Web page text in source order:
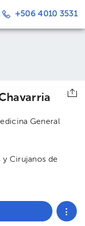
+506 4010 3531
General
y Cirujanos de